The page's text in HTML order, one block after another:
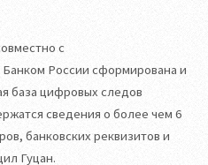
с
России сформирована и
база цифровых следов
сведения о более чем 6
банковских реквизитов и
Гуцан.